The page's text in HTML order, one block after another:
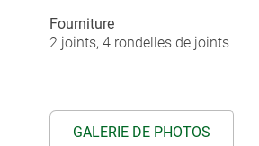
Fourniture
2 joints, 4 rondelles de joints
GALERIE DE PHOTOS